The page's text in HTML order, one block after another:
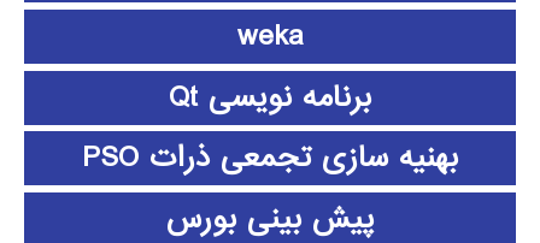
weka
برنامه نویسی Qt
بهنیه سازی تجمعی ذرات PSO
پیش بینی بورس